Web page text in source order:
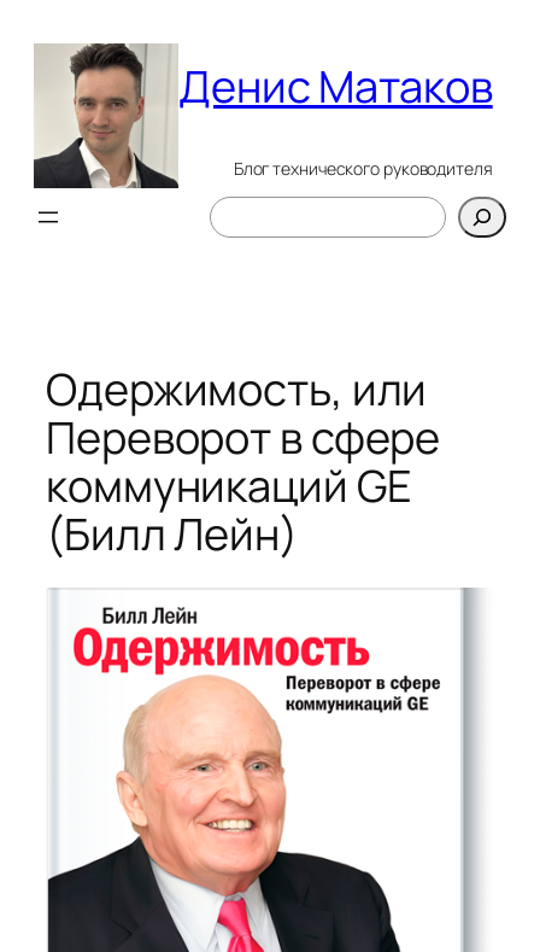
содержимому
Денис Матаков
Блог технического руководителя
Поиск
Одержимость, или
Переворот в сфере
коммуникаций GE
(Билл Лейн)